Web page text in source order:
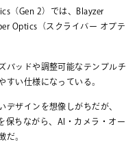
（Gen 2）では、Blayzer
Optics（スクライバー オプテ
パッドや調整可能なテンプルチ
すい仕様になっている。
デザインを想像しがちだが、
保ちながら、AI・カメラ・オー
だ。